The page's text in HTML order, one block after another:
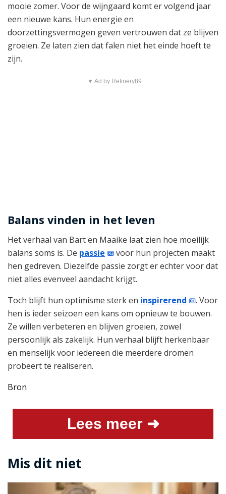
mooie zomer. Voor de wijngaard komt er volgend jaar
een nieuwe kans. Hun energie en
doorzettingsvermogen geven vertrouwen dat ze blijven
groeien. Ze laten zien dat falen niet het einde hoeft te
zijn.
▼ Ad by Refinery89
Balans vinden in het leven
Het verhaal van Bart en Maaike laat zien hoe moeilijk
balans soms is. De passie
voor hun projecten maakt
hen gedreven. Diezelfde passie zorgt er echter voor dat
niet alles evenveel aandacht krijgt.
Toch blijft hun optimisme sterk en inspirerend
. Voor
hen is ieder seizoen een kans om opnieuw te bouwen.
Ze willen verbeteren en blijven groeien, zowel
persoonlijk als zakelijk. Hun verhaal blijft herkenbaar
en menselijk voor iedereen die meerdere dromen
probeert te realiseren.
Bron
Lees meer ➜
Mis dit niet